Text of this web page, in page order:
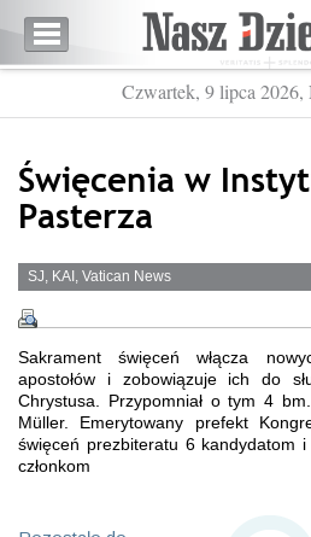
Czwartek, 9 lipca
Święcenia w
Pasterza
SJ, KAI, Vatican News
Sakrament święceń włącza
apostołów i zobowiązuje ich do
Chrystusa. Przypomniał o tym 4
Müller. Emerytowany prefekt
święceń prezbiteratu 6 kandydatom
członkom